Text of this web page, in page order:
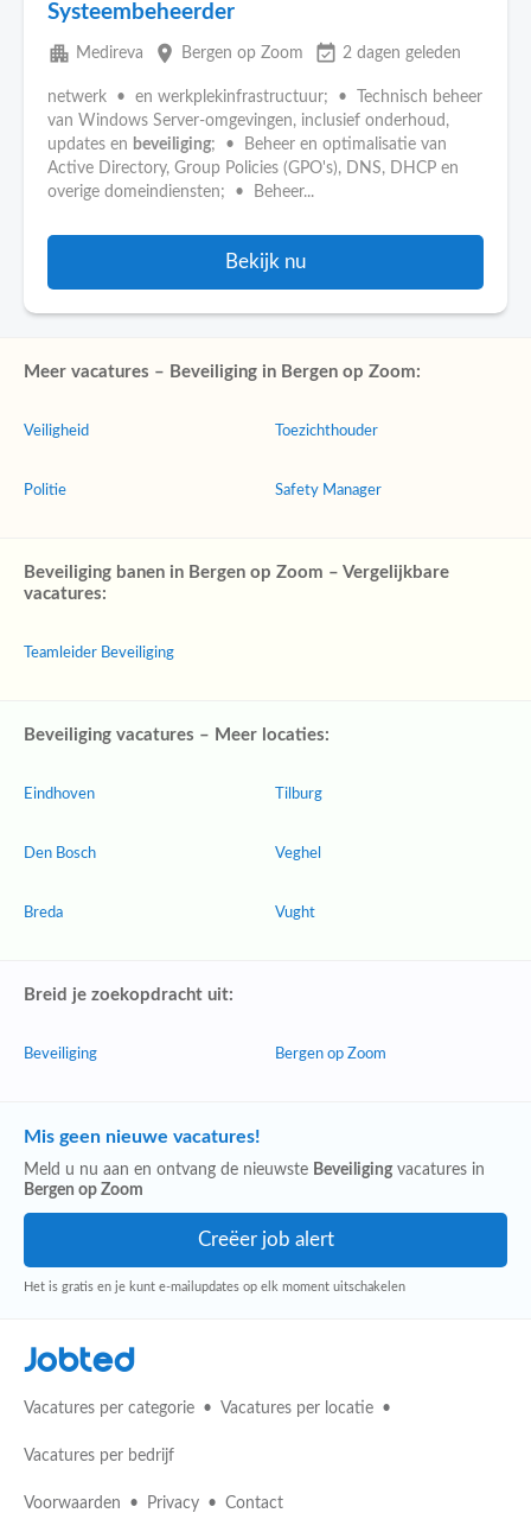
Systeembeheerder
apartment Medireva place Bergen op Zoom event_available 2 dagen geleden
netwerk • en werkplekinfrastructuur; • Technisch beheer
van Windows Server-omgevingen, inclusief onderhoud,
updates en beveiliging; • Beheer en optimalisatie van
Active Directory, Group Policies (GPO's), DNS, DHCP en
overige domeindiensten; • Beheer...
Bekijk nu
Meer vacatures – Beveiliging in Bergen op Zoom:
Veiligheid
Politie
Toezichthouder
Safety Manager
Beveiliging banen in Bergen op Zoom – Vergelijkbare
vacatures:
Teamleider Beveiliging
Beveiliging vacatures – Meer locaties:
Eindhoven
Den Bosch
Breda
Tilburg
Veghel
Vught
Breid je zoekopdracht uit:
Beveiliging Bergen op Zoom
Mis geen nieuwe vacatures!
Meld u nu aan en ontvang de nieuwste Beveiligingvacatures in
Bergen op Zoom
Het is gratis en je kunt e-mailupdates op elk moment uitschakelen
Jobted
Vacatures per categorie Vacatures per locatie
Vacatures per bedrijf
Voorwaarden Privacy Contact